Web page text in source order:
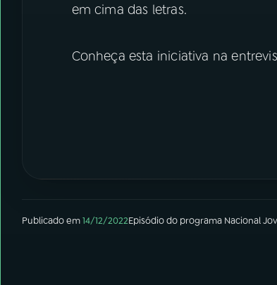
em cima das letras.
Conheça esta iniciativa na
Publicado em14/12/2022Episódiodo programa Nacional